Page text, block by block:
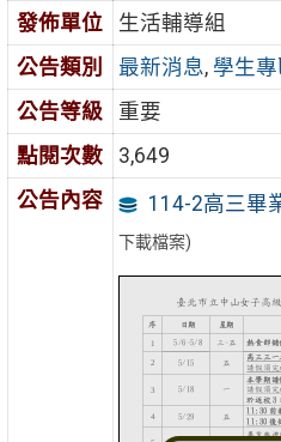
發佈單位
生活輔導組
公告類別
最新消息, 學生專
公告等級
重要
點閱次數
3,649
公告內容
114-2高三畢
下載檔案)